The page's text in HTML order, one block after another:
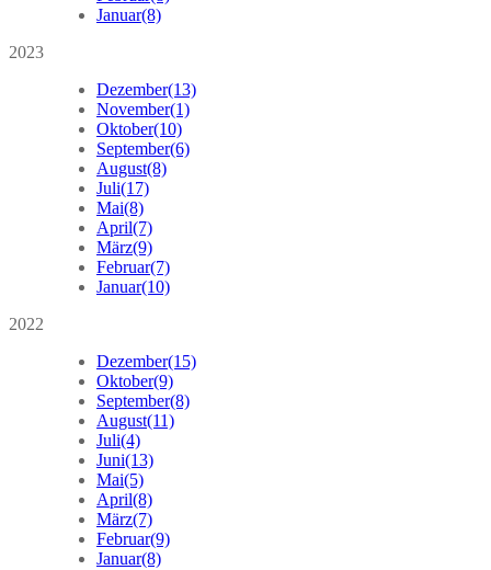
Januar(8)
2023
Dezember(13)
November(1)
Oktober(10)
September(6)
August(8)
Juli(17)
Mai(8)
April(7)
März(9)
Februar(7)
Januar(10)
2022
Dezember(15)
Oktober(9)
September(8)
August(11)
Juli(4)
Juni(13)
Mai(5)
April(8)
März(7)
Februar(9)
Januar(8)